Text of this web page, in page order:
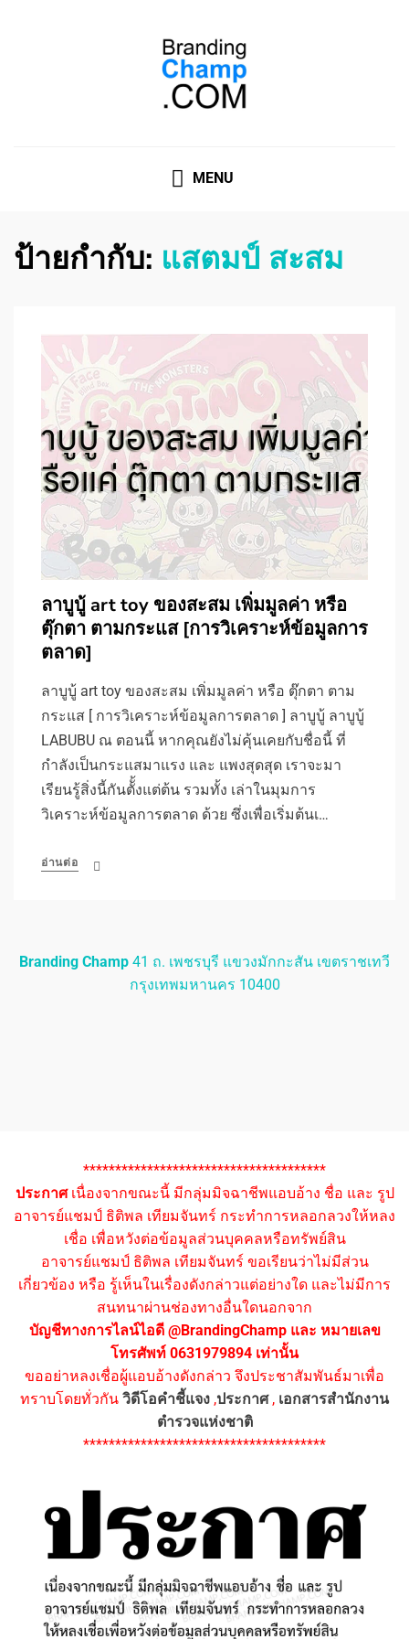
MENU
ป้ายกำกับ: แสตมป์ สะสม
ลาบูบู้ art toy ของสะสม เพิ่มมูลค่า หรือ
ตุ๊กตา ตามกระแส [การวิเคราะห์ข้อมูลการ
ตลาด]
ลาบูบู้ art toy ของสะสม เพิ่มมูลค่า หรือ ตุ๊กตา ตาม
กระแส [ การวิเคราะห์ข้อมูลการตลาด ] ลาบูบู้ ลาบูบู้
LABUBU ณ ตอนนี้ หากคุณยังไม่คุ้นเคยกับชื่อนี้ ที่
กำลังเป็นกระแสมาแรง และ แพงสุดสุด เราจะมา
เรียนรู้สิ่งนี้กันตัั้งแต่ต้น รวมทั้ง เล่าในมุมการ
วิเคราะห์ข้อมูลการตลาด ด้วย ซึ่งเพื่อเริ่มต้นเ…
อ่านต่อ
Branding Champ 41 ถ. เพชรบุรี แขวงมักกะสัน เขตราชเทวี
กรุงเทพมหานคร 10400
**************************************
ประกาศเนื่องจากขณะนี้ มีกลุ่มมิจฉาชีพแอบอ้าง ชื่อ และ รูป
อาจารย์แชมป์ ธิติพล เทียมจันทร์ กระทำการหลอกลวงให้หลง
เชื่อ เพื่อหวังต่อข้อมูลส่วนบุคคลหรือทรัพย์สิน
อาจารย์แชมป์ ธิติพล เทียมจันทร์ ขอเรียนว่าไม่มีส่วน
เกี่ยวข้อง หรือ รู้เห็นในเรื่องดังกล่าวแต่อย่างใด และไม่มีการ
สนทนาผ่านช่องทางอื่นใดนอกจาก
บัญชีทางการไลน์ไอดี @BrandingChamp และ หมายเลข
โทรศัพท์ 0631979894 เท่านั้น
ขออย่าหลงเชื่อผู้แอบอ้างดังกล่าว จึงประชาสัมพันธ์มาเพื่อ
ทราบโดยทั่วกัน วิดีโอคำชี้แจง ,ประกาศ, เอกสารสำนักงาน
ตำรวจแห่งชาติ
**************************************